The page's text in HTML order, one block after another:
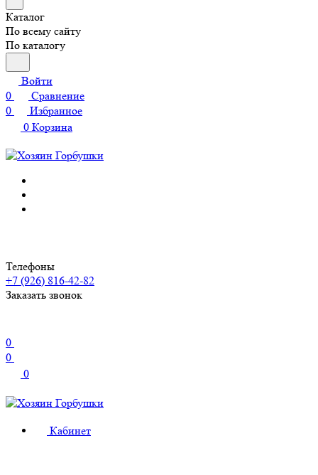
Каталог
По всему сайту
По каталогу
Войти
0
Сравнение
0
Избранное
0 Корзина
Телефоны
+7 (926) 816-42-82
Заказать звонок
0
0
0
Кабинет